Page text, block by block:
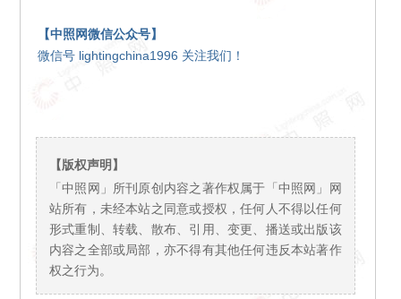
【中照网微信公众号】
微信号 lightingchina1996 关注我们！
【版权声明】
「中照网」所刊原创内容之著作权属于「中照网」网
站所有，未经本站之同意或授权，任何人不得以任何
形式重制、转载、散布、引用、变更、播送或出版该
内容之全部或局部，亦不得有其他任何违反本站著作
权之行为。